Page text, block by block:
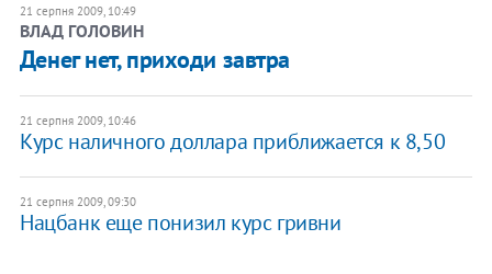
21 серпня 2009, 10:49
ВЛАД ГОЛОВИН
Денег нет, приходи завтра
21 серпня 2009, 10:46
Курс наличного доллара приближается к 8,50
21 серпня 2009, 09:30
Нацбанк еще понизил курс гривни